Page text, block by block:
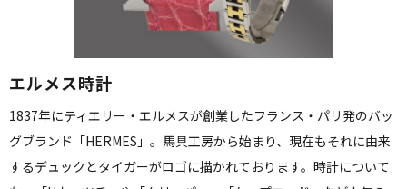
エルメス時計
1837年にティエリー・エルメスが創業したフランス・パリ発のバッ
グブランド「HERMES」。馬具工房から始まり、現在もそれに由来
するデュックとタイガーがロゴに描かれております。時計について